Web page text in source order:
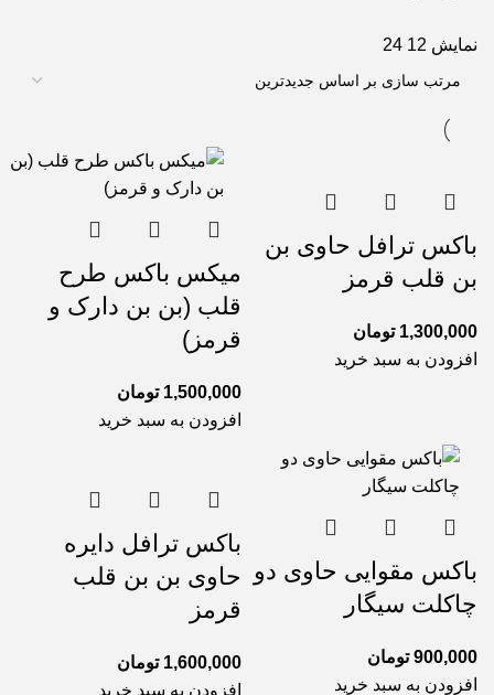
نمایش 12
24
باکس ترافل حاوی بن
بن قلب قرمز
1,300,000 تومان
افزودن به سبد خرید
میکس باکس طرح
قلب (بن بن دارک و
قرمز)
1,500,000 تومان
افزودن به سبد خرید
باکس مقوایی حاوی دو
چاکلت سیگار
900,000 تومان
افزودن به سبد خرید
باکس ترافل دایره
حاوی بن بن قلب
قرمز
1,600,000 تومان
افزودن به سبد خرید